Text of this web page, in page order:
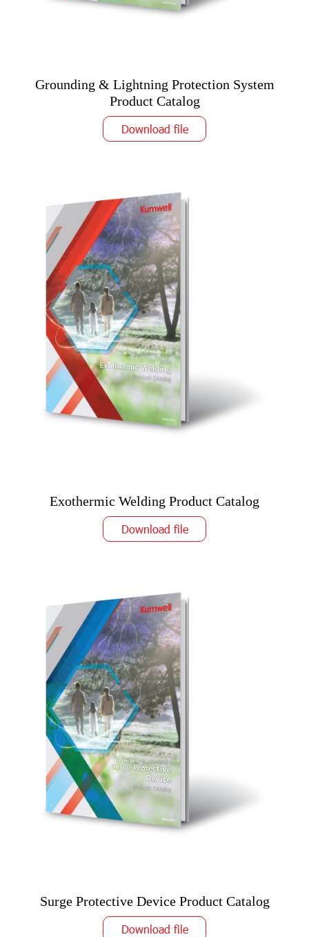
Grounding & Lightning Protection System
Product Catalog
Download file
Exothermic Welding Product Catalog
Download file
Surge Protective Device Product Catalog
Download file